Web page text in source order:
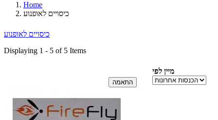
Home
כיסויים לאופנוע
כיסויים לאופנוע
Displaying 1 - 5 of 5 Items
מיין לפי